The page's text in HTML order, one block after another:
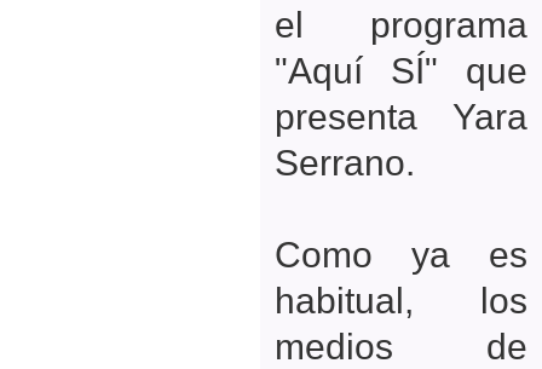
el programa
"Aquí SÍ" que
presenta Yara
Serrano.
Como ya es
habitual, los
medios de